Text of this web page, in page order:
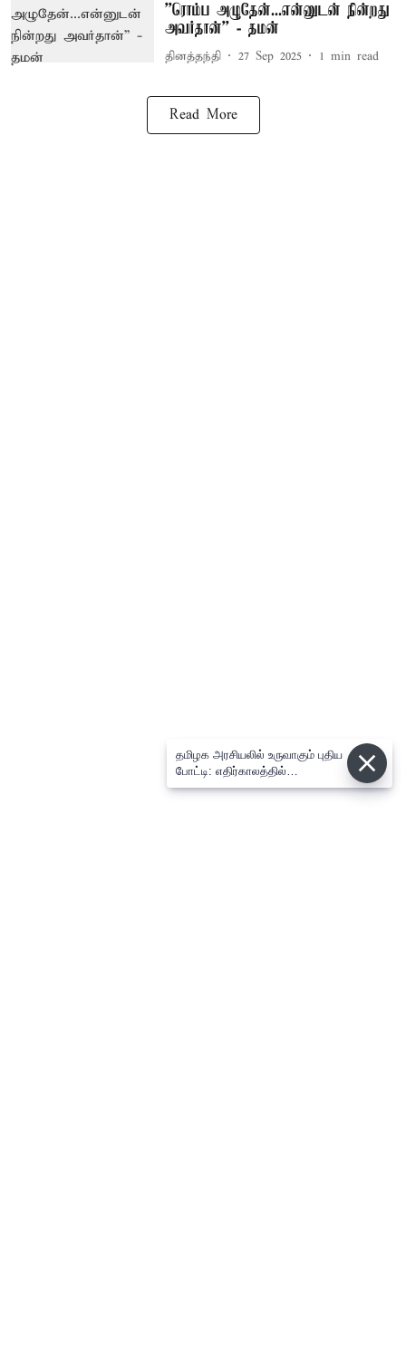
''ரொம்ப அழுதேன்...என்னுடன் நின்றது
அவர்தான்'' - தமன்
தினத்தந்தி 27 Sep 2025 1 min read
Read More
தமிழக அரசியலில் உருவாகும் புதிய
போட்டி: எதிர்காலத்தில்
விஜய்க்கும், தனுசுக்கும்